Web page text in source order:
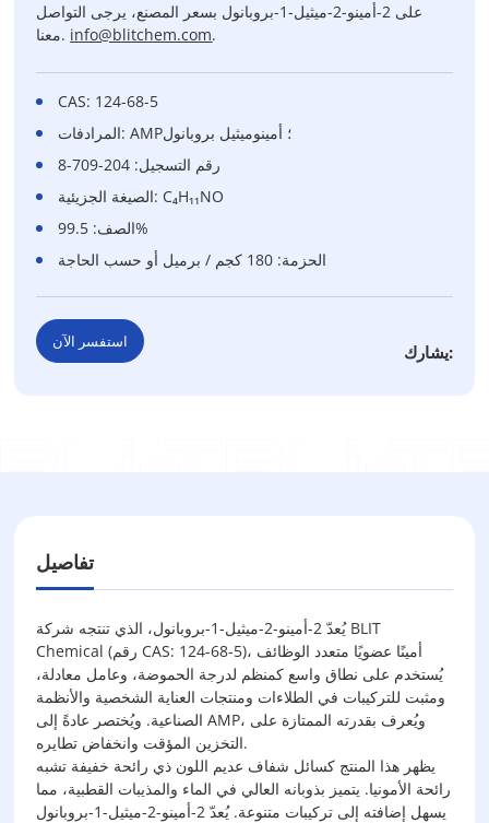
على 2-أمينو-2-ميثيل-1-بروبانول بسعر المصنع، يرجى التواصل
معنا. info@blitchem.com.
CAS: 124-68-5
المرادفات: AMP؛ أمينوميثيل بروبانول
رقم التسجيل: 204-709-8
الصيغة الجزيئية: C₄H₁₁NO
الصف: 99.5%
الحزمة: 180 كجم / برميل أو حسب الحاجة
استفسر الآن يشارك:
تفاصيل
يُعدّ 2-أمينو-2-ميثيل-1-بروبانول، الذي تنتجه شركة BLIT
Chemical (رقم CAS: 124-68-5)، أمينًا عضويًا متعدد الوظائف
يُستخدم على نطاق واسع كمنظم لدرجة الحموضة، وعامل معادلة،
ومثبت للتركيبات في الطلاءات ومنتجات العناية الشخصية والأنظمة
الصناعية. ويُختصر عادةً إلى AMP، ويُعرف بقدرته الممتازة على
التخزين المؤقت وانخفاض تطايره.
يظهر هذا المنتج كسائل شفاف عديم اللون ذي رائحة خفيفة تشبه
رائحة الأمونيا. يتميز بذوبانه العالي في الماء والمذيبات القطبية، مما
يسهل إضافته إلى تركيبات متنوعة. يُعدّ 2-أمينو-2-ميثيل-1-بروبانول